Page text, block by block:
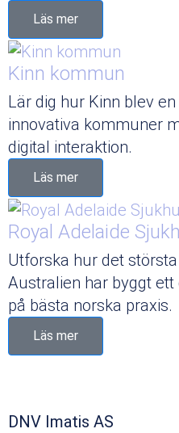
Läs mer
Kinn kommun
Lär dig hur Kinn blev
innovativa kommuner
digital interaktion.
Läs mer
Royal Adelaide
Utforska hur det
Australien har byggt
på bästa norska praxis.
Läs mer
DNV Imatis AS